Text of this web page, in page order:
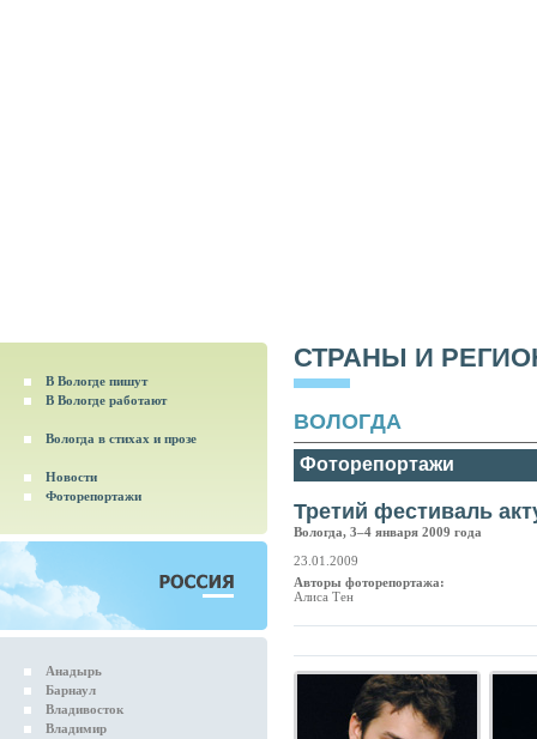
В Вологде пишут
В Вологде работают
Вологда в стихах и прозе
Новости
Фоторепортажи
Анадырь
Барнаул
Владивосток
Владимир
СТРАНЫ И
ВОЛОГДА
Фоторепортажи
Третий фестиваль
Вологда, 3–4 января 2009 года
23.01.2009
Авторы фоторепортажа:
Алиса Тен